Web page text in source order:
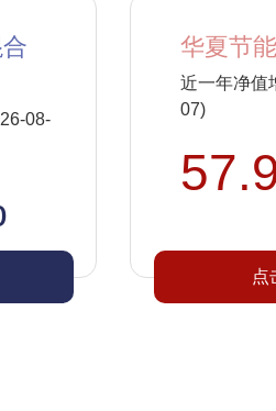
08-
华夏节
近一年净值
07)
点